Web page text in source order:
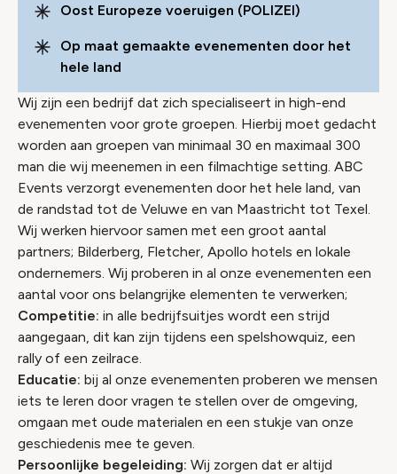
Oost Europeze voeruigen (POLIZEI)
Op maat gemaakte evenementen door het
hele land
Wij zijn een bedrijf dat zich specialiseert in high-end
evenementen voor grote groepen. Hierbij moet gedacht
worden aan groepen van minimaal 30 en maximaal 300
man die wij meenemen in een filmachtige setting. ABC
Events verzorgt evenementen door het hele land, van
de randstad tot de Veluwe en van Maastricht tot Texel.
Wij werken hiervoor samen met een groot aantal
partners; Bilderberg, Fletcher, Apollo hotels en lokale
ondernemers. Wij proberen in al onze evenementen een
aantal voor ons belangrijke elementen te verwerken;
Competitie: in alle bedrijfsuitjes wordt een strijd
aangegaan, dit kan zijn tijdens een spelshowquiz, een
rally of een zeilrace.
Educatie: bij al onze evenementen proberen we mensen
iets te leren door vragen te stellen over de omgeving,
omgaan met oude materialen en een stukje van onze
geschiedenis mee te geven.
Persoonlijke begeleiding: Wij zorgen dat er altijd